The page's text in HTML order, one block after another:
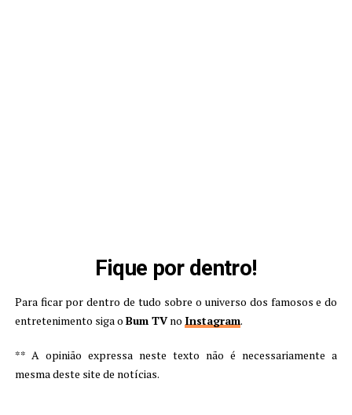
Fique por dentro!
Para ficar por dentro de tudo sobre o universo dos famosos e do
entretenimento siga o Bum TVno Instagram.
** A opinião expressa neste texto não é necessariamente a
mesma deste site de notícias.